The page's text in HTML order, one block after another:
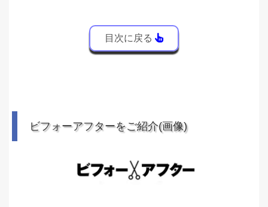
目次に戻る
ビフォーアフターをご紹介(画像)